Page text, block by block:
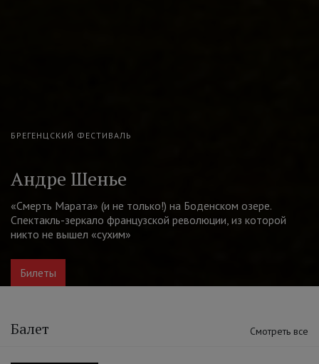
Добрый человек из Сезуана
Легендарный спектакль Юрия Бутусова по пьесе Брехта о
цене добра и зла. В главной роли Александра Урсуляк.
Билеты
Балет Смотреть все